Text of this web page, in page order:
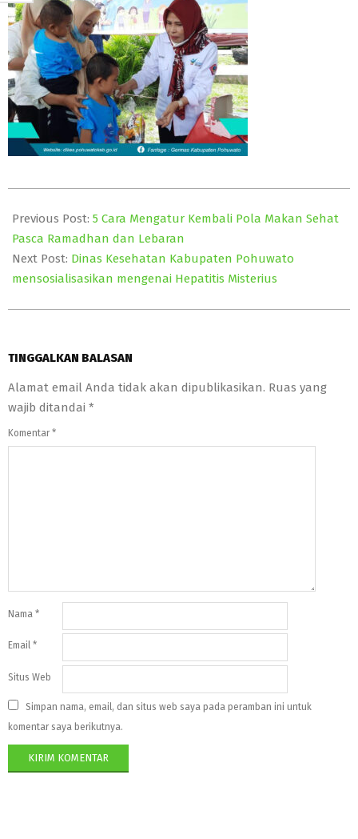
05-
19
Previous Post: 5 Cara Mengatur Kembali Pola Makan Sehat
Pasca Ramadhan dan Lebaran
Next Post: Dinas Kesehatan Kabupaten Pohuwato
mensosialisasikan mengenai Hepatitis Misterius
TINGGALKAN BALASAN
Alamat email Anda tidak akan dipublikasikan. Ruas yang
wajib ditandai *
Komentar *
Nama *
Email *
Situs Web
Simpan nama, email, dan situs web saya pada peramban ini untuk
komentar saya berikutnya.